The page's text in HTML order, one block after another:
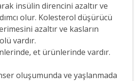
insülin direncini azaltır ve
olur. Kolesterol düşürücü
azaltır ve kasların
vardır.
et ürünlerinde vardır.
oluşumunda ve yaşlanmada